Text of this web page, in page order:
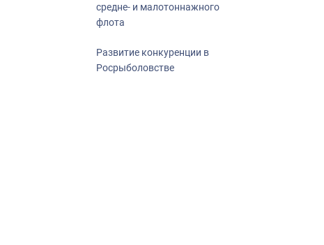
средне- и малотоннажного
флота
Развитие конкуренции в
Росрыболовстве